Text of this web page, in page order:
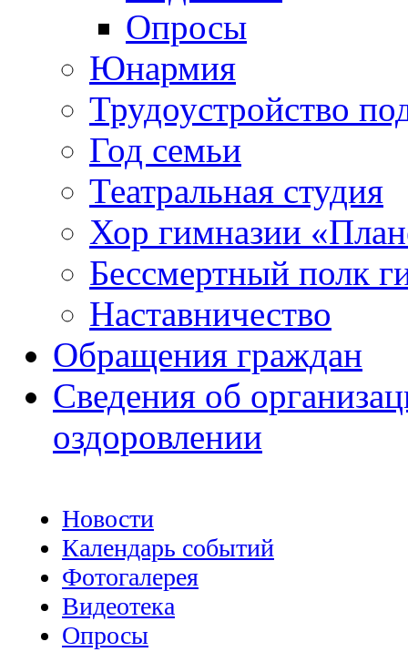
Опросы
Юнармия
Трудоустройство
Год семьи
Театральная студия
Хор гимназии
Бессмертный полк
Наставничество
Обращения граждан
Сведения об
оздоровлении
Новости
Календарь событий
Фотогалерея
Видеотека
Опросы